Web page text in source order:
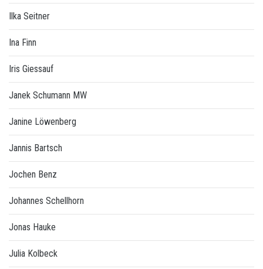
Ilka Seitner
Ina Finn
Iris Giessauf
Janek Schumann MW
Janine Löwenberg
Jannis Bartsch
Jochen Benz
Johannes Schellhorn
Jonas Hauke
Julia Kolbeck